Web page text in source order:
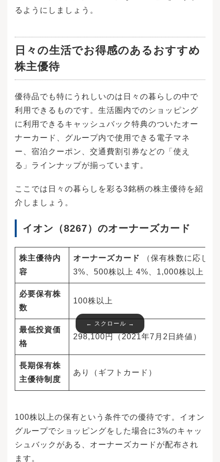
るようにしましょう。
日々の生活でお得感のあるおすすめ
株主優待
優待品でも特にうれしいのは日々の暮らしの中で
利用できるものです。生活圏内でのショッピング
に利用できるキャッシュバック特典のついたオー
ナーカード、グループ内で使用できる電子マネ
ー、宿泊クーポン、交通費割引券などの「使え
る」ラインナップが揃っています。
ここでは日々の暮らしを彩る3銘柄の株主優待を紹
介しましょう。
イオン（8267）のオーナーズカード
株主優待内
容
オーナーズカード
（保有株数に応じ
3%、500株以上 4%、1,000株以上
必要保有株
数
100株以上
最低投資価
格
298,100円（2021年7月2日終値）
長期保有株
主優待制度
あり（ギフトカード）
100株以上の保有という条件での優待です。イオン
グループでショッピングをした場合に3%のキャッ
シュバックがある、オーナーズカードが配布され
ます。